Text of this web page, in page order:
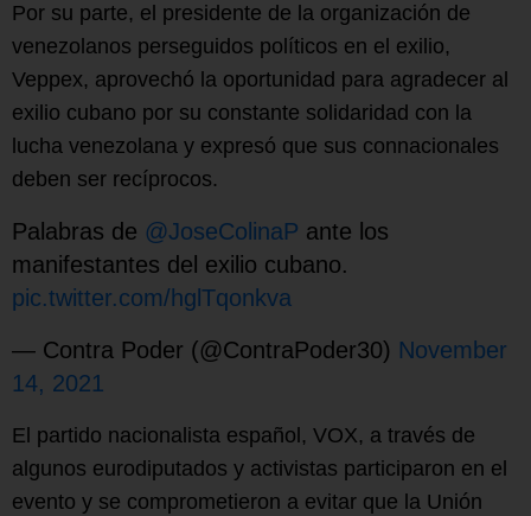
Por su parte, el presidente de la organización de
venezolanos perseguidos políticos en el exilio,
Veppex, aprovechó la oportunidad para agradecer al
exilio cubano por su constante solidaridad con la
lucha venezolana y expresó que sus connacionales
deben ser recíprocos.
Palabras de @JoseColinaP ante los
manifestantes del exilio cubano.
pic.twitter.com/hglTqonkva
— Contra Poder (@ContraPoder30) November
14, 2021
El partido nacionalista español, VOX, a través de
algunos eurodiputados y activistas participaron en el
evento y se comprometieron a evitar que la Unión